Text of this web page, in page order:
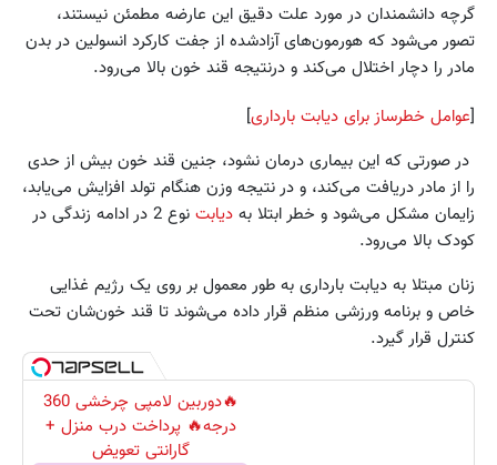
گرچه دانشمندان در مورد علت دقیق این عارضه مطمئن نیستند،
تصور می‌شود که هورمون‌های آزادشده از جفت کارکرد انسولین در بدن
مادر را دچار اختلال می‌کند و درنتیجه قند خون بالا می‌رود.
[عوامل خطرساز برای دیابت بارداری]
در صورتی که این بیماری درمان نشود، جنین قند خون بیش از حدی
را از مادر دریافت می‌کند، و در نتیجه وزن هنگام تولد افزایش می‌یابد،
زایمان مشکل می‌شود و خطر ابتلا به دیابت
نوع 2 در ادامه زندگی در
کودک بالا می‌رود.
زنان مبتلا به دیابت بارداری به طور معمول بر روی یک رژیم غذایی
خاص و برنامه ورزشی منظم قرار داده می‌شوند تا قند خون‌شان تحت
کنترل قرار گیرد.
🔥دوربین لامپی چرخشی 360
درجه🔥 پرداخت درب منزل +
گارانتی تعویض